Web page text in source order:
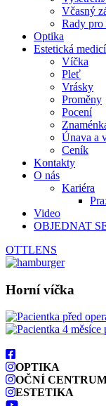
Včasný
Rady pro
Optika
Estetická
Víčka
Pleť
Vrásky
Proměny
Pocení
Únava a
Ceník
Kontakty
O nás
Kariéra
Video
OBJEDNAT
OTTLENS
Horní víčka
OPTIKA
OČNÍ
ESTETIKA